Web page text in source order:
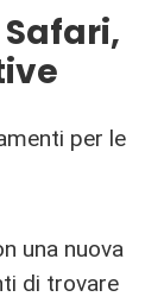
per le
una nuova
di trovare